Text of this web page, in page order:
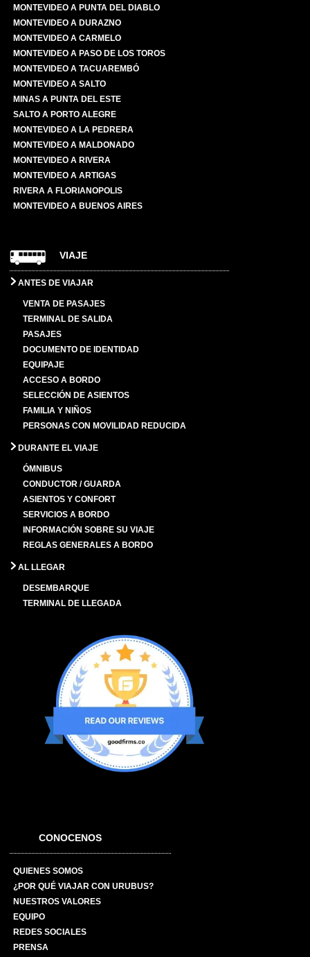
MONTEVIDEO A PUNTA DEL DIABLO
MONTEVIDEO A DURAZNO
MONTEVIDEO A CARMELO
MONTEVIDEO A PASO DE LOS TOROS
MONTEVIDEO A TACUAREMBÓ
MONTEVIDEO A SALTO
MINAS A PUNTA DEL ESTE
SALTO A PORTO ALEGRE
MONTEVIDEO A LA PEDRERA
MONTEVIDEO A MALDONADO
MONTEVIDEO A RIVERA
MONTEVIDEO A ARTIGAS
RIVERA A FLORIANOPOLIS
MONTEVIDEO A BUENOS AIRES
VIAJE
ANTES DE VIAJAR
VENTA DE PASAJES
TERMINAL DE SALIDA
PASAJES
DOCUMENTO DE IDENTIDAD
EQUIPAJE
ACCESO A BORDO
SELECCIÓN DE ASIENTOS
FAMILIA Y NIÑOS
PERSONAS CON MOVILIDAD REDUCIDA
DURANTE EL VIAJE
ÓMNIBUS
CONDUCTOR / GUARDA
ASIENTOS Y CONFORT
SERVICIOS A BORDO
INFORMACIÓN SOBRE SU VIAJE
REGLAS GENERALES A BORDO
AL LLEGAR
DESEMBARQUE
TERMINAL DE LLEGADA
CONOCENOS
QUIENES SOMOS
¿POR QUÉ VIAJAR CON URUBUS?
NUESTROS VALORES
EQUIPO
REDES SOCIALES
PRENSA